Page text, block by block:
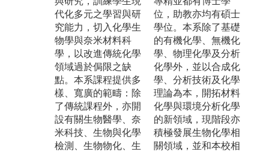
代化多元之學習與研
究能力，切入化學生
物學與奈米材料科
學，以改進傳統化學
領域過於侷限之缺
點。本系課程提供多
樣、寬廣的範疇：除
了傳統課程外，亦開
設有關生物醫學、奈
米科技、生物與化學
檢測、生物物化、生
位，助教亦均有碩士
學位。本系除了基礎
的有機化學、無機化
學、物理化學及分析
化學外，並以合成化
學、分析技術及化學
理論為本，開拓材料
化學與環境分析化學
的新領域，現階段亦
積極發展生物化學相
關領域，並和本校相